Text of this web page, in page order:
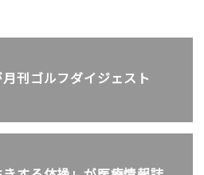
月刊ゴルフダイジェスト